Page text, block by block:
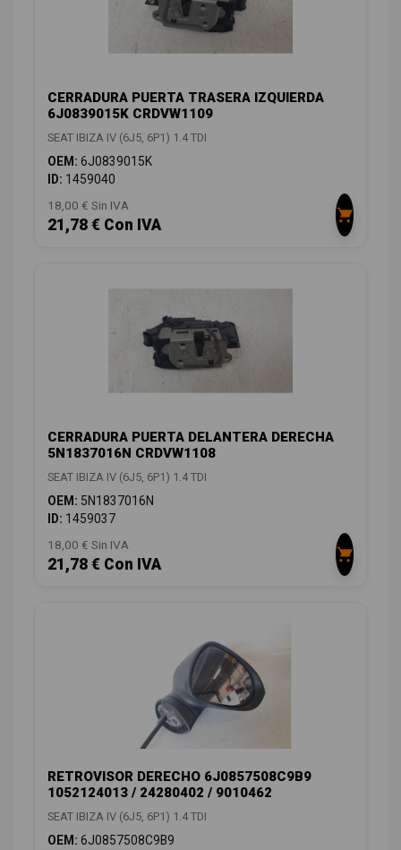
CERRADURA PUERTA TRASERA IZQUIERDA
6J0839015K CRDVW1109
SEAT IBIZA IV (6J5, 6P1) 1.4 TDI
OEM: 6J0839015K
ID: 1459040
18,00 € Sin IVA
21,78 € Con IVA
CERRADURA PUERTA DELANTERA DERECHA
5N1837016N CRDVW1108
SEAT IBIZA IV (6J5, 6P1) 1.4 TDI
OEM: 5N1837016N
ID: 1459037
18,00 € Sin IVA
21,78 € Con IVA
RETROVISOR DERECHO 6J0857508C9B9
1052124013 / 24280402 / 9010462
SEAT IBIZA IV (6J5, 6P1) 1.4 TDI
OEM: 6J0857508C9B9